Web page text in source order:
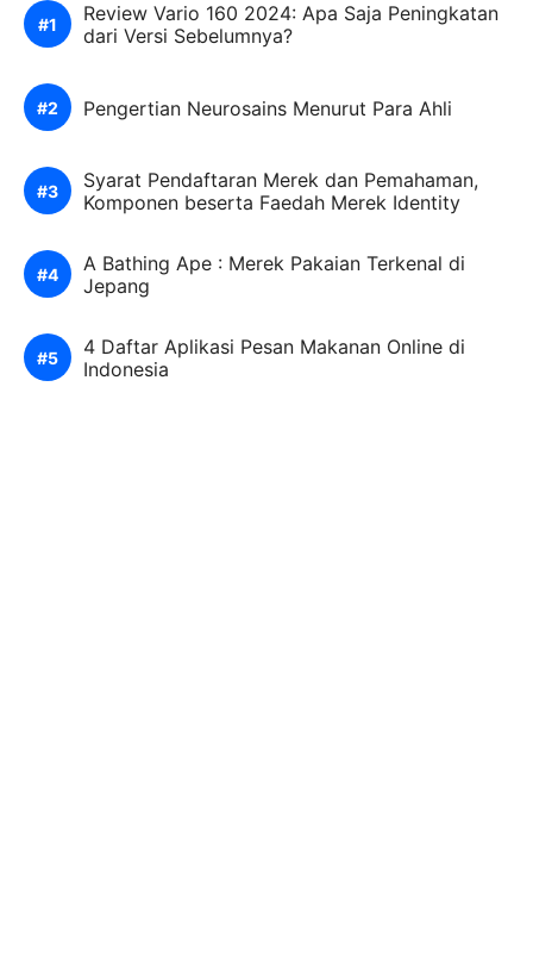
Review Vario 160 2024: Apa Saja Peningkatan
dari Versi Sebelumnya?
Pengertian Neurosains Menurut Para Ahli
Syarat Pendaftaran Merek dan Pemahaman,
Komponen beserta Faedah Merek Identity
A Bathing Ape : Merek Pakaian Terkenal di
Jepang
4 Daftar Aplikasi Pesan Makanan Online di
Indonesia